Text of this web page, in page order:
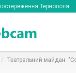
Тернополя
Театральний майдан: